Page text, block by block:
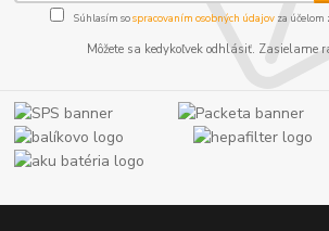
Súhlasím sospracovaním osobných údajov za účelom
Môžete sa kedykoľvek odhlásiť. Zasielame